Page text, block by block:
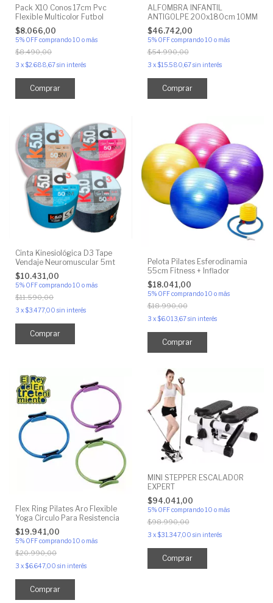
Pack X10 Conos 17cm Pvc
Flexible Multicolor Futbol
$8.066,00
5% OFFcomprando 10 o más
$8.490,00
3 x$2.688,67sin interés
ALFOMBRA INFANTIL
ANTIGOLPE 200x180cm 10MM
$46.742,00
5% OFF comprando 10 o más
$54.990,00
3 x$15.580,67sin interés
Cinta Kinesiológica D3 Tape
Vendaje Neuromuscular 5mt
$10.431,00
5% OFFcomprando 10 o más
$11.590,00
3 x$3.477,00 sin interés
Comprar
Pelota Pilates Esferodinamia
55cm Fitness + Inflador
$18.041,00
5% OFF comprando 10 o más
$18.990,00
3 x$6.013,67sin interés
Comprar
Flex Ring Pilates Aro Flexible
Yoga Circulo Para Resistencia
$19.941,00
5% OFFcomprando 10 o más
$20.990,00
3 x$6.647,00 sin interés
Comprar
MINI STEPPER ESCALADOR
EXPERT
$94.041,00
5% OFF comprando 10 o más
$98.990,00
3 x$31.347,00 sin interés